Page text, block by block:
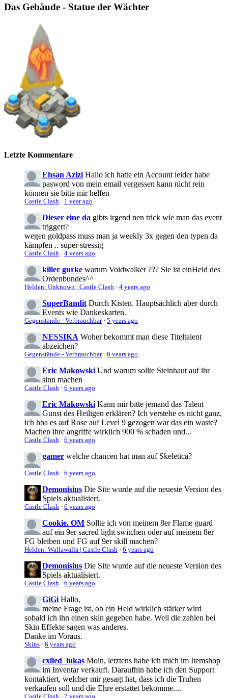
Das Gebäude - Statue der Wächter
Letzte Kommentare
Ehsan Azizi Hallo ich hatte ein Account leider habe
pasword von mein email vergessen kann nicht rein
können sie bitte mir helfen
Castle Clash · 1 year ago
Dieser eine da gibts irgend nen trick wie man das event
triggert?
wegen goldpass muss man ja weekly 3x gegen den typen da
kämpfen .. super stressig
Castle Clash · 4 years ago
killer gurke warum Voidwalker ??? Sie ist einHeld des
Ordenbundes^^
Helden: Unknown | Castle Clash · 4 years ago
SuperBandit Durch Kisten. Hauptsächlich aber durch
Events wie Dankeskarten.
Gegenstände - Verbrauchbar· 5 years ago
NESSIKA Woher bekommt man diese Titeltalent
abzeichen?
Gegenstände - Verbrauchbar· 6 years ago
Eric Makowski Und warum sollte Steinhaut auf ihr
sinn machen
Castle Clash · 6 years ago
Eric Makowski Kann mir bitte jemand das Talent
Gunst des Heiligen erklären? Ich verstehe es nicht ganz,
ich hba es auf Rose auf Level 9 gezogen war das ein waste?
Machen ihre angriffe wirklich 900 % schaden und...
Castle Clash · 6 years ago
gamer welche chancen hat man auf Skeletica?
Castle Clash · 6 years ago
Demonisius Die Site wurde auf die neueste Version des
Spiels aktualisiert.
Castle Clash · 6 years ago
Cookie. OM Sollte ich von meinem 8er Flame guard
auf ein 9er sacred light switchen oder auf meinem 8er
FG bleiben und FG auf 9er skill machen?
Helden: Wallawalla | Castle Clash · 6 years ago
Demonisius Die Site wurde auf die neueste Version des
Spiels aktualisiert.
Castle Clash · 6 years ago
GiGi Hallo,
meine Frage ist, ob ein Held wirklich stärker wird
sobald ich ihn einen skin gegeben habe. Weil die zahlen bei
Skin Effekte sagen was anderes.
Danke im Voraus.
Skins · 6 years ago
cxlled_lukas Moin, letztens habe ich mich im Itemshop
im Inventar verkauft. Daraufhin habe ich den Support
kontaktiert, welcher mir gesagt hat, dass ich die Truhen
verkaufen soll und die Ehre erstattet bekomme....